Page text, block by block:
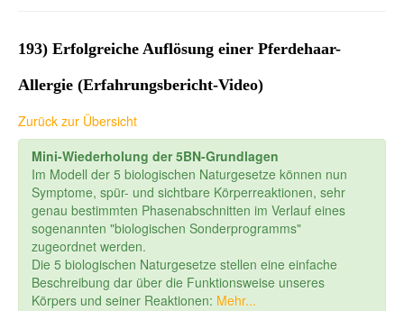
193) Erfolgreiche Auflösung einer Pferdehaar-
Allergie (Erfahrungsbericht-Video)
Zurück zur Übersicht
Mini-Wiederholung der 5BN-Grundlagen
Im Modell der 5 biologischen Naturgesetze können nun
Symptome, spür- und sichtbare Körperreaktionen, sehr
genau bestimmten Phasenabschnitten im Verlauf eines
sogenannten "biologischen Sonderprogramms"
zugeordnet werden.
Die 5 biologischen Naturgesetze stellen eine einfache
Beschreibung dar über die Funktionsweise unseres
Körpers und seiner Reaktionen: Mehr...